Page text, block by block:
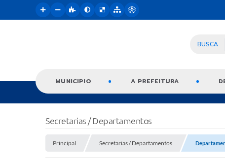
BUSCA
MUNICIPIO A PREFEITURA
Secretarias / Departamentos
Principal Secretarias / Departamentos